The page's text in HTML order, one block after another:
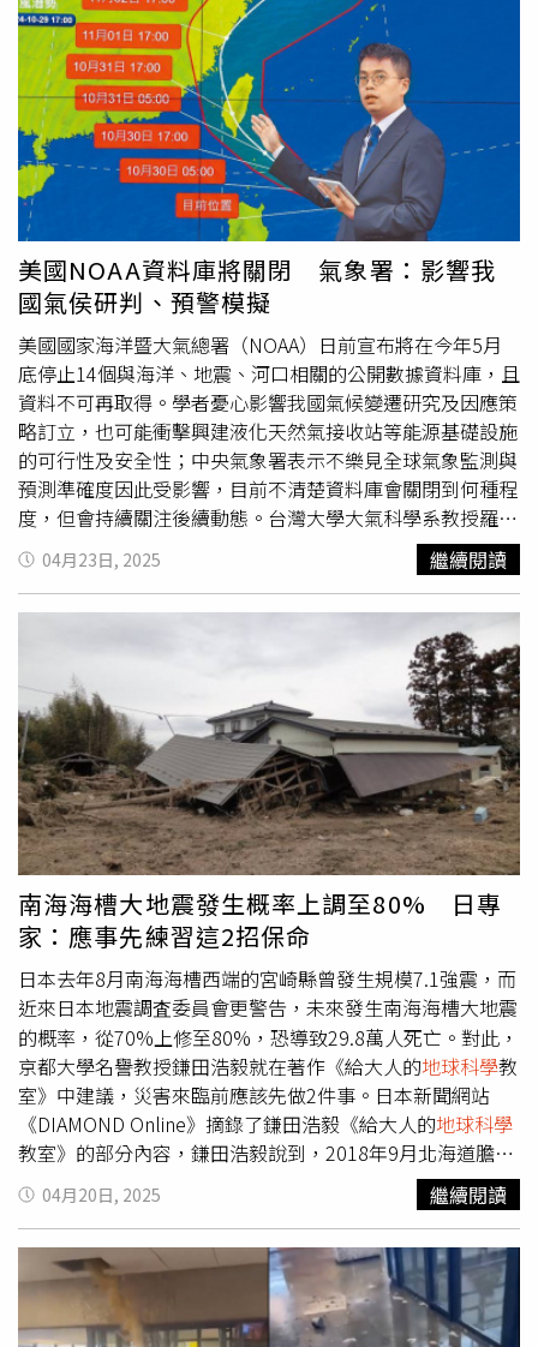
國在未來的太空發展中領先全球。」
地震對澳洲來說相當顯著。他回顧歷史事件，提及1994年
Ellalong的芮氏規模5.4地震以及1989年紐卡索
（Newcastle）的芮氏規模5.6地震作為比較。康明斯解
釋，澳洲地震雖然不如環太平洋地震帶頻繁，卻是由板塊邊
界遙遠推力長期施加造成的壓力累積所引發，當地殼斷層摩
擦力不再足以承受壓力時便會發生地震。也由於當地地震次
數實在太少，此次地震也引發地區居民的驚恐與關注。居住
於Tea Gardens療養院的班奈特（Jenny Bennett）描述，
自己在地震發生時感到床在晃、衣櫃門嘎嘎作響，甚至聽見
屋外的巨響。而身處紐卡索的貝瑞（Alan Berry）則表示，
他在廚房倒水時感受到外牆彷彿遭受撞擊，房內大門與圍籬
也在震動。而這次地震震央鄰近索利山・沃克沃斯（Mount
Thorley Warkworth）露天煤礦，引發部分人對於地震與採
礦活動是否有關的疑問。但蒙納許大學（Monash
University）的地震學者尼尼斯（Dee Ninis）表示，根據目
前資料，地震發生的深度已超出一般採礦作業範圍，因此這
起地震與採礦活動之間並無直接關聯。此外，亨特谷地區亦
被列為澳洲七個潛在核能發電廠預定地之一。新英格蘭
（New England）選區的國民黨聯邦議員喬伊斯（Barnaby
Joyce）受訪時強調，任何核電設施都會以遠高於此次地震
強度為標準設計。他舉例指出，位於馬斯威爾布魯克南方的
Bayswater燃煤電廠並未受到地震損害，仍穩定運作。根據
局資料，亨特谷地區去年8月與9月曾接連發生
芮氏規模4.5至4.7的地震，11月也有一次芮氏規模4.1的事
件，顯示該區域可能正經歷一波地震「群集」現象。澳洲地
球科學局表示，將持續透過其超過150座地震監測站網絡進
行即時監測與分析，並透過國家地震警報中心發送預警訊
息。
美國NOAA資料庫將關閉 氣象署：影響我
國氣侯研判、預警模擬
美國國家海洋暨大氣總署（NOAA）日前宣布將在今年5月
底停止14個與海洋、地震、河口相關的公開數據資料庫，且
資料不可再取得。學者憂心影響我國氣候變遷研究及因應策
略訂立，也可能衝擊興建液化天然氣接收站等能源基礎設施
的可行性及安全性；中央氣象署表示不樂見全球氣象監測與
預測準確度因此受影響，目前不清楚資料庫會關閉到何種程
度，但會持續關注後續動態。台灣大學大氣科學系教授羅敏
輝表示，科學家藉NOAA資料庫可追蹤熱浪與暴雨等短期天
氣事件變化，並分析長期氣候變遷趨勢，探討全球暖化與衝
擊相關問題，進一步制定應對策略，資料庫關閉將對全球及
研究所特聘教授
兼所長陳明德則舉例，液化天然氣接收站與碳封存設施興
建，需要精確地掌握地層穩定性與潛在活動斷層，一旦無法
存取NOAA相關資料，將影響我國能源基礎建設可行性與安
全性。他也提到，NOAA火山爆發紀錄與地震反射資料是全
球少數公開、高品質且長時間的資料來源，若關閉了，恐導
致預警模擬精準度降低，尤其台灣易受海底地震與海嘯侵
襲，風險不容低估，呼籲各政府單位與學術機構儘速備份必
要資料，並評估建立替代資料庫或與國際機構合作的可能
性。中央氣象署長呂國臣表示，NOAA數據資料庫在全球氣
象監測及預報扮演非常重要角色，未來數據減少，將影響我
國在內全球監測及預測準確度，也會影響學術研究，氣象署
不樂見這件事發生。氣象署與NOAA有簽署協議，在氣象數
據及預報的交換及科研領域有所合作，目前尚未聽聞會關閉
數據交換這方面的資料，但應會影響科研領域合作，氣象署
會觀察後續情形。
04月23日, 2025 繼續閱讀
南海海槽大地震發生概率上調至80% 日專
家：應事先練習這2招保命
日本去年8月南海海槽西端的宮崎縣曾發生規模7.1強震，而
近來日本地震調査委員會更警告，未來發生南海海槽大地震
的概率，從70%上修至80%，恐導致29.8萬人死亡。對此，
京都大學名譽教授鎌田浩毅就在著作《給大人的地球科學教
室》中建議，災害來臨前應該先做2件事。日本新聞網站
《DIAMOND Online》摘錄了鎌田浩毅《給大人的地球科學
教室》的部分內容，鎌田浩毅說到，2018年9月北海道膽振
東部發生了芮氏規模6.7地震，最大震度7，造成北海道全境
停電，「無論是地震、火山爆發或極寒天氣，首先會面臨的
就是斷電」。鎌田浩毅表示，電力是現代人不可或缺的基礎
設施，農作物的生產及運輸均需要電，一旦停電便會讓物流
停擺，因此民眾可以嘗試過「無電生活」，每天3小時不依
賴電力，包括關閉家中總電源、不使用手機等仰賴電力的產
04月20日, 2025 繼續閱讀